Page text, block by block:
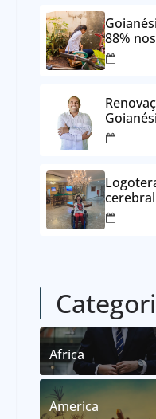
88%
ações
Batista
ajuda
Africa
America